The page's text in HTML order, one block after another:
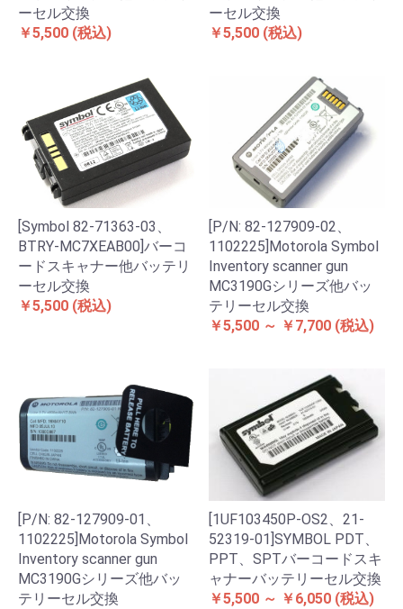
ーセル交換
￥5,500 (税込)
ーセル交換
￥5,500 (税込)
[Symbol 82-71363-03、
BTRY-MC7XEAB00]バーコ
ードスキャナー他バッテリ
ーセル交換
￥5,500 (税込)
[P/N: 82-127909-02、
1102225]Motorola Symbol
Inventory scanner gun
MC3190Gシリーズ他バッ
テリーセル交換
￥5,500 ～ ￥7,700 (税込)
[P/N: 82-127909-01、
1102225]Motorola Symbol
Inventory scanner gun
MC3190Gシリーズ他バッ
テリーセル交換
[1UF103450P-OS2、21-
52319-01]SYMBOL PDT、
PPT、SPTバーコードスキ
ャナーバッテリーセル交換
￥5,500 ～ ￥6,050 (税込)